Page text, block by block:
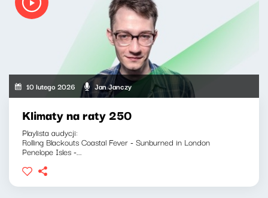
10 lutego 2026 Jan Janczy
Klimaty na raty 250
Playlista audycji:
Rolling Blackouts Coastal Fever - Sunburned in London
Penelope Isles -...